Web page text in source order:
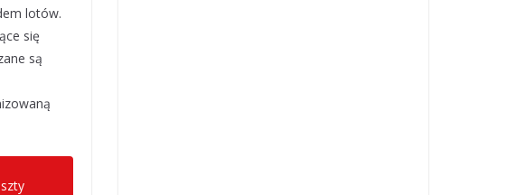
lotów.
się
są